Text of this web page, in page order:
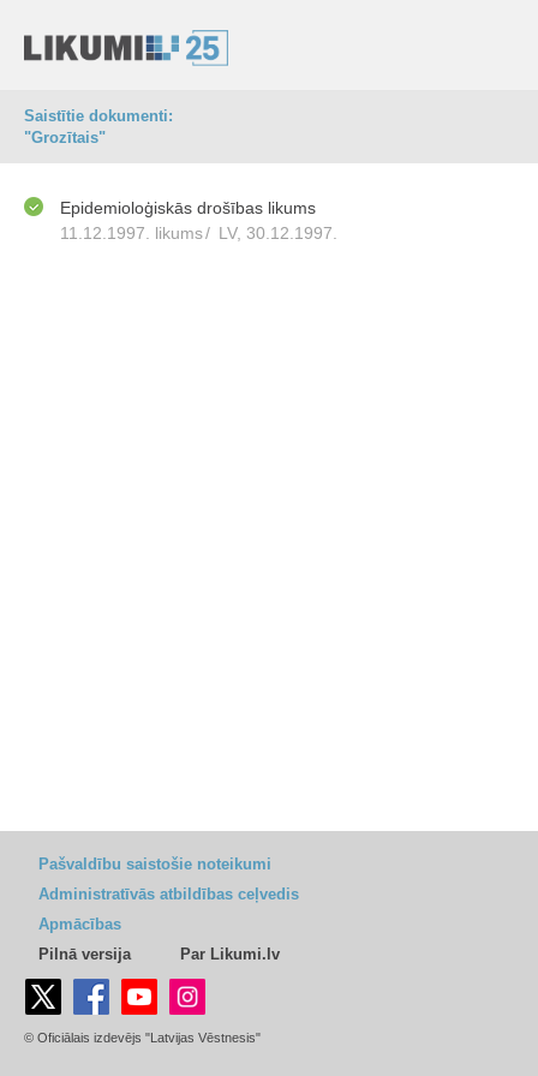
Saistītie dokumenti:
"Grozītais"
Epidemioloģiskās drošības likums
11.12.1997. likums/ LV, 30.12.1997.
Pašvaldību saistošie noteikumi
Administratīvās atbildības ceļvedis
Apmācības
Pilnā versija
Par Likumi.lv
© Oficiālais izdevējs "Latvijas Vēstnesis"